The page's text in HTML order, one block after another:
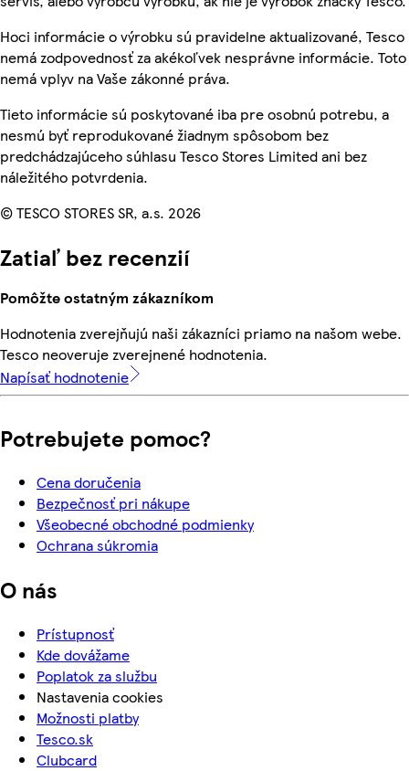
Hoci informácie o výrobku sú pravidelne aktualizované, Tesco
nemá zodpovednosť za akékoľvek nesprávne informácie. Toto
nemá vplyv na Vaše zákonné práva.
Tieto informácie sú poskytované iba pre osobnú potrebu, a
nesmú byť reprodukované žiadnym spôsobom bez
predchádzajúceho súhlasu Tesco Stores Limited ani bez
náležitého potvrdenia.
© TESCO STORES SR, a.s. 2026
Zatiaľ bez recenzií
Pomôžte ostatným zákazníkom
Hodnotenia zverejňujú naši zákazníci priamo na našom webe.
Tesco neoveruje zverejnené hodnotenia.
Napísať hodnotenie
Potrebujete pomoc?
Cena doručenia
Bezpečnosť pri nákupe
Všeobecné obchodné podmienky
Ochrana súkromia
O nás
Prístupnosť
Kde dovážame
Poplatok za službu
Nastavenia cookies
Možnosti platby
Tesco.sk
Clubcard